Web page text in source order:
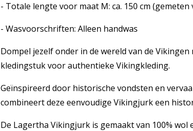
- Totale lengte voor maat M: ca. 150 cm
- Wasvoorschriften: Alleen handwas
Dompel jezelf onder in de wereld van de
kledingstuk voor authentieke Vikingkleding.
Geïnspireerd door historische vondsten en
combineert deze eenvoudige Vikingjurk een
De Lagertha Vikingjurk is gemaakt van 100%